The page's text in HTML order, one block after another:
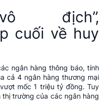
địch”,
cuối về huy
ngân hàng thông báo, tính
cả 4 ngân hàng thương mại
mốc 1 triệu tỷ đồng. Tuy
thị trường của các ngân hàng